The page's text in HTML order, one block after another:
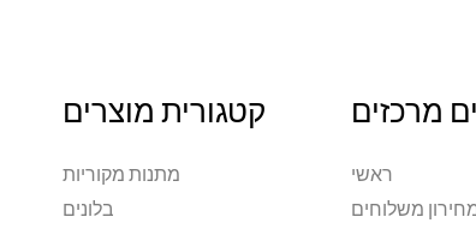
מרכזים
ראשי
משלוחים
קטגורית מוצרים
מתנות מקוריות
בלונים